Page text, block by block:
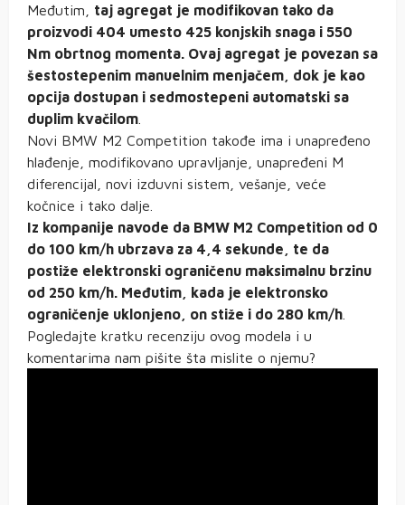
Međutim, taj agregat je modifikovan tako da
proizvodi 404 umesto 425 konjskih snaga i 550
Nm obrtnog momenta. Ovaj agregat je povezan sa
šestostepenim manuelnim menjačem, dok je kao
opcija dostupan i sedmostepeni automatski sa
duplim kvačilom
Novi BMW M2 Competition takođe ima i unapređeno
hlađenje, modifikovano upravljanje, unapređeni M
diferencijal, novi izduvni sistem, vešanje, veće
kočnice i tako dalje.
Iz kompanije navode da BMW M2 Competition od 0
do 100 km/h ubrzava za 4,4 sekunde, te da
postiže elektronski ograničenu maksimalnu brzinu
od 250 km/h. Međutim, kada je elektronsko
ograničenje uklonjeno, on stiže i do 280 km/h
Pogledajte kratku recenziju ovog modela i u
komentarima nam pišite šta mislite o njemu?